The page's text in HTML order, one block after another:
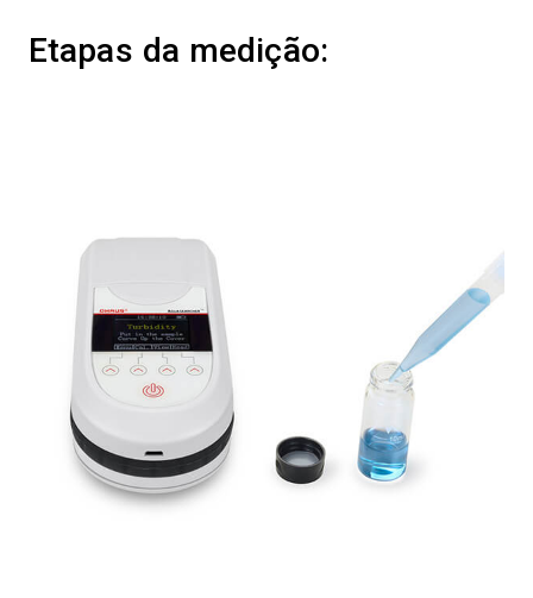
Etapas da medição: